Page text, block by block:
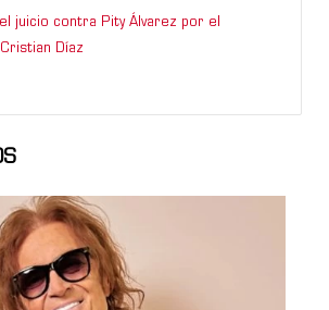
juicio contra Pity Álvarez por el
Díaz